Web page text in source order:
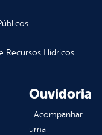
Recursos Hídricos
Ouvidoria
Acompanhar
uma